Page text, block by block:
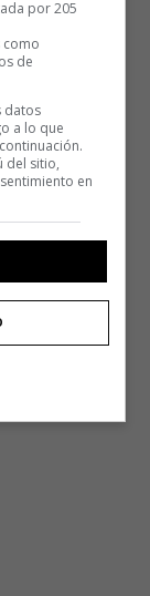
por 205
como
de
datos
a lo que
del sitio,
en